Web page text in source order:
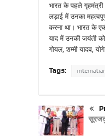
भारत के पहले
लड़ाई में उनका
करना था। भारत के
याद में उनकी जयंती
गोयल, शम्मी यादव,
Tags: